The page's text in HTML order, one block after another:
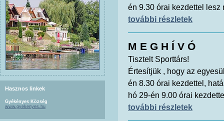
Hasznos linkek
Gyékényes Község
www.gyekenyes.hu
én 9.30 órai kezdettel lesz
további részletek
M E G H Í V Ó
Tisztelt Sporttárs!
Értesítjük , hogy az
én 8.30 órai kezdettel,
hó 29-én 9.00 órai
további részletek